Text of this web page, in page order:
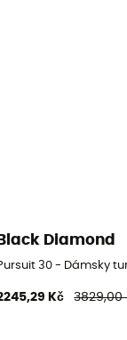
Black Diamond
30 - Dámsky
Kč 3829,00